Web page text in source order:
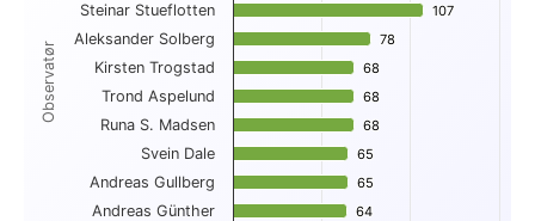
The chart has 1 X axis displaying Observatør.
The chart has 1 Y axis displaying . Data ranges from 64 to
Observatør
107
107
78
78
68
68
68
68
68
68
65
65
65
65
64
64
Steinar Stueflotten
Aleksander Solberg
Kirsten Trogstad
Trond Aspelund
Runa S. Madsen
Svein Dale
Andreas Gullberg
Andreas Günther